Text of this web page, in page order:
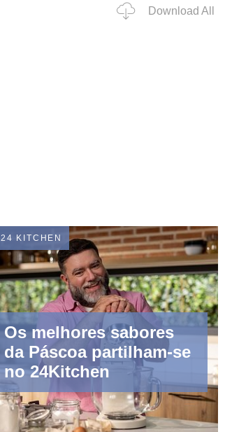
Download All
24 KITCHEN
Os melhores sabores
da Páscoa partilham-se
no 24Kitchen